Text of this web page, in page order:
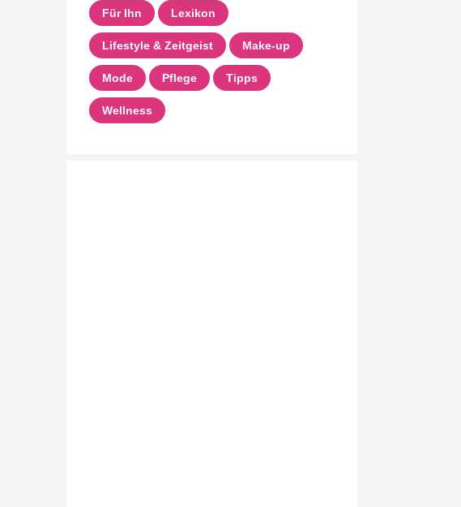
Für Ihn Lexikon
Lifestyle & Zeitgeist Make-up
Mode Pflege Tipps
Wellness